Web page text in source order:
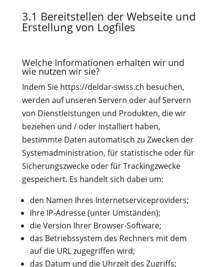
3.1 Bereitstellen der Webseite und
Erstellung von Logfiles
Welche Informationen erhalten wir und
wie nutzen wir sie?
Indem Sie https://deldar-swiss.ch besuchen,
werden auf unseren Servern oder auf Servern
von Dienstleistungen und Produkten, die wir
beziehen und / oder installiert haben,
bestimmte Daten automatisch zu Zwecken der
Systemadministration, für statistische oder für
Sicherungszwecke oder für Trackingzwecke
gespeichert. Es handelt sich dabei um:
den Namen Ihres Internetserviceproviders;
Ihre IP-Adresse (unter Umständen);
die Version Ihrer Browser-Software;
das Betriebssystem des Rechners mit dem
auf die URL zugegriffen wird;
das Datum und die Uhrzeit des Zugriffs;